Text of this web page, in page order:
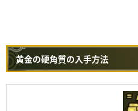
黄金の硬角質の入手方法